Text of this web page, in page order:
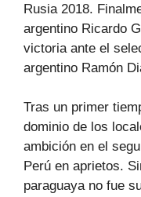
Rusia 2018.
argentino Ricardo
victoria ante el
argentino Ramón
Tras un primer
dominio de los
ambición en el
Perú en aprietos.
paraguaya no fue